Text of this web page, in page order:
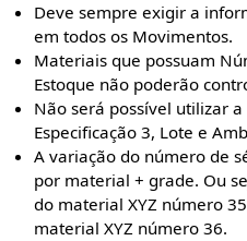
Deve sempre exigir a
em todos os Movimentos.
Materiais que possuam
Estoque não poderão
Não será possível utilizar
Especificação 3, Lote e
A variação do número de
por material + grade. Ou
do material XYZ número
material XYZ número 36.